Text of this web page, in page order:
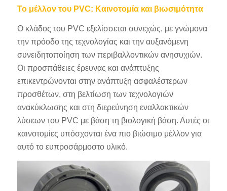
Το μέλλον του PVC: Καινοτομία και βιωσιμότητα
Ο κλάδος του PVC εξελίσσεται συνεχώς, με γνώμονα
την πρόοδο της τεχνολογίας και την αυξανόμενη
συνειδητοποίηση των περιβαλλοντικών ανησυχιών.
Οι προσπάθειες έρευνας και ανάπτυξης
επικεντρώνονται στην ανάπτυξη ασφαλέστερων
προσθέτων, στη βελτίωση των τεχνολογιών
ανακύκλωσης και στη διερεύνηση εναλλακτικών
λύσεων του PVC με βάση τη βιολογική βάση. Αυτές οι
καινοτομίες υπόσχονται ένα πιο βιώσιμο μέλλον για
αυτό το ευπροσάρμοστο υλικό.